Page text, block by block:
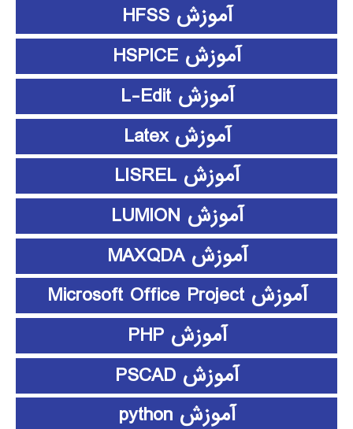
آموزش HFSS
آموزش HSPICE
آموزش L-Edit
آموزش Latex
آموزش LISREL
آموزش LUMION
آموزش MAXQDA
آموزش Microsoft Office Project
آموزش PHP
آموزش PSCAD
آموزش python